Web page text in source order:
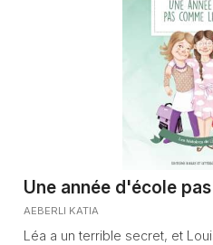
Une année d'école
AEBERLI KATIA
Léa a un terrible secret, et